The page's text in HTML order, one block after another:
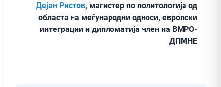
Дејан Ристов, магистер по политологија од
областа на меѓународни односи, европски
интеграции и дипломатија член на ВМРО-
ДПМНЕ